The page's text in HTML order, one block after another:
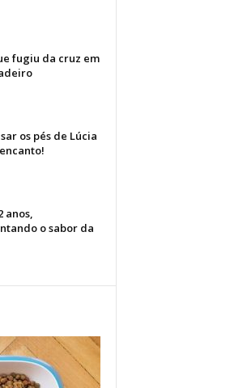
fugiu da cruz em
os pés de Lúcia
anos,
o sabor da